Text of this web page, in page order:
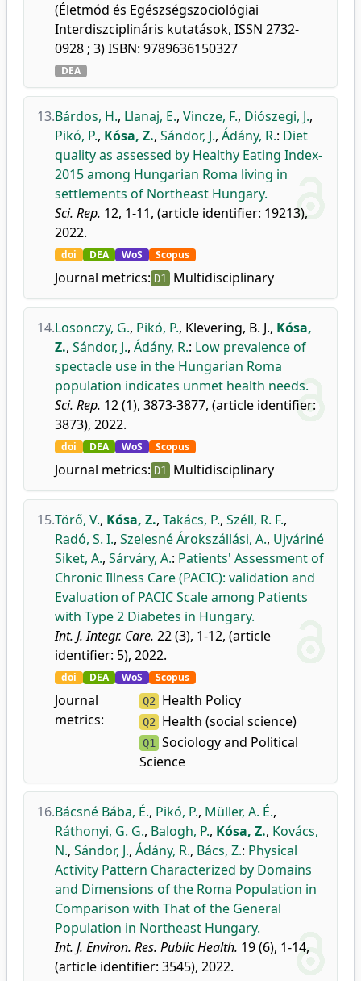
(Életmód és Egészségszociológiai
Interdiszciplináris kutatások, ISSN 2732-
0928 ; 3) ISBN: 9789636150327
DEA
13.Bárdos, H., Llanaj, E., Vincze, F., Diószegi, J.,
Pikó, P., Kósa, Z., Sándor, J., Ádány, R.: Diet
quality as assessed by Healthy Eating Index-
2015 among Hungarian Roma living in
settlements of Northeast Hungary.
Sci. Rep. 12, 1-11, (article identifier: 19213),
2022.
doi DEA WoS Scopus
Journal metrics: D1 Multidisciplinary
14.Losonczy, G., Pikó, P., Klevering, B. J., Kósa,
Z., Sándor, J., Ádány, R.: Low prevalence of
spectacle use in the Hungarian Roma
population indicates unmet health needs.
Sci. Rep. 12 (1), 3873-3877, (article identifier:
3873), 2022.
doi DEA WoS Scopus
Journal metrics: D1 Multidisciplinary
15.Törő, V., Kósa, Z., Takács, P., Széll, R. F.,
Radó, S. I., Szelesné Árokszállási, A., Ujváriné
Siket, A., Sárváry, A.: Patients' Assessment of
Chronic Illness Care (PACIC): validation and
Evaluation of PACIC Scale among Patients
with Type 2 Diabetes in Hungary.
Int. J. Integr. Care. 22 (3), 1-12, (article
identifier: 5), 2022.
doi DEA WoS Scopus
Journal
metrics:
Q2 Health Policy
Q2 Health (social science)
Q1
Sociology and Political
Science
16.Bácsné Bába, É., Pikó, P., Müller, A. É.,
Ráthonyi, G. G., Balogh, P., Kósa, Z., Kovács,
N., Sándor, J., Ádány, R., Bács, Z.: Physical
Activity Pattern Characterized by Domains
and Dimensions of the Roma Population in
Comparison with That of the General
Population in Northeast Hungary.
Int. J. Environ. Res. Public Health. 19 (6), 1-14,
(article identifier: 3545), 2022.